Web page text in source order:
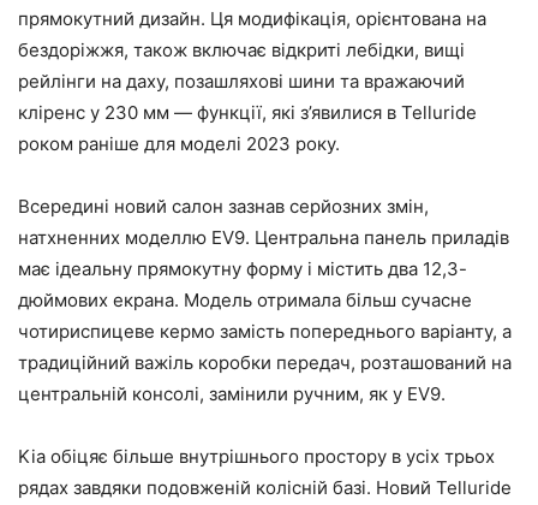
прямокутний дизайн. Ця модифікація, орієнтована на
бездоріжжя, також включає відкриті лебідки, вищі
рейлінги на даху, позашляхові шини та вражаючий
кліренс у 230 мм — функції, які з’явилися в Telluride
роком раніше для моделі 2023 року.
Всередині новий салон зазнав серйозних змін,
натхненних моделлю EV9. Центральна панель приладів
має ідеальну прямокутну форму і містить два 12,3-
дюймових екрана. Модель отримала більш сучасне
чотириспицеве ​​кермо замість попереднього варіанту, а
традиційний важіль коробки передач, розташований на
центральній консолі, замінили ручним, як у EV9.
Kia обіцяє більше внутрішнього простору в усіх трьох
рядах завдяки подовженій колісній базі. Новий Telluride